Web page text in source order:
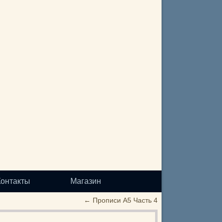
Магазин
← Прописи А5 Часть 4